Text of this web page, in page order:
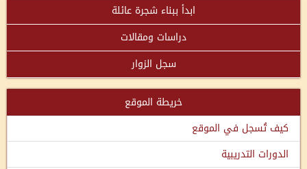
ابدأ ببناء شجرة عائلة
دراسات ومقالات
سجل الزوار
خريطة الموقع
كيف تُسجل في الموقع
الدورات التدريبية